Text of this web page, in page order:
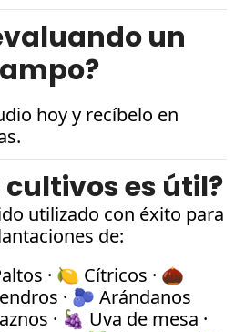
un
hoy y recíbelo en
cultivos es útil?
utilizado con éxito para
de:
· 🍋 Cítricos · 🌰
· 🫐 Arándanos
· 🍇 Uva de mesa ·